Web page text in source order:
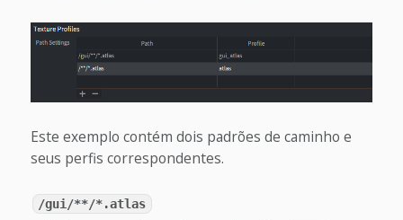
Este exemplo contém dois padrões de caminho e
seus perfis correspondentes.
/gui/**/*.atlas